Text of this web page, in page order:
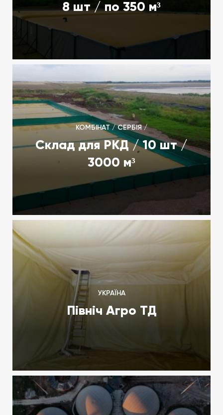
8 шт / по 350 м³
КОМБІНАТ / СЕРБІЯ /
Склад для РКД / 10 шт /
3000 м³
УКРАЇНА
Північ Агро ТД